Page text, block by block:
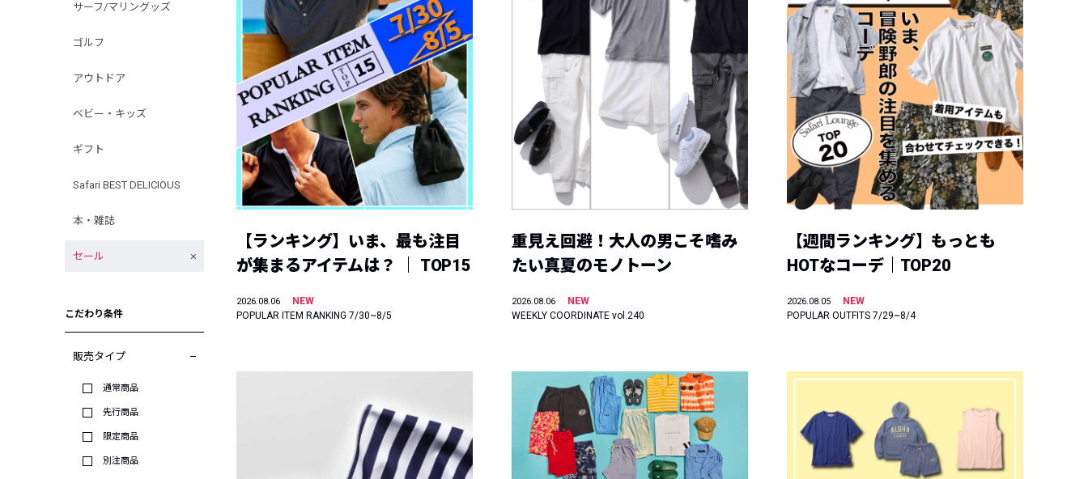
サーフ/マリングッズ
ゴルフ
アウトドア
ベビー・キッズ
ギフト
Safari BEST DELICIOUS
本・雑誌
セール
こだわり条件
販売タイプ
通常商品
先行商品
限定商品
別注商品
【ランキング】いま、最も注目
が集まるアイテムは？ ｜ TOP15
2026.08.06
NEW
POPULAR ITEM RANKING 7/30~8/5
重見え回避！大人の男こそ嗜み
たい真夏のモノトーン
2026.08.06
NEW
WEEKLY COORDINATE vol.240
【週間ランキング】もっとも
HOTなコーデ｜TOP20
2026.08.05
NEW
POPULAR OUTFITS 7/29~8/4